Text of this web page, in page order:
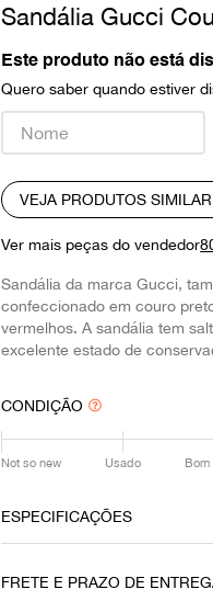
Sandália Gucci
Este produto não está
Quero saber quando estiver
VEJA PRODUTOS
Ver mais peças do vendedor
Sandália da marca Gucci,
confeccionado em couro
vermelhos. A sandália tem
excelente estado de
CONDIÇÃO
Not so new Usado Bom
ESPECIFICAÇÕES
21122020
FRETE E PRAZO DE